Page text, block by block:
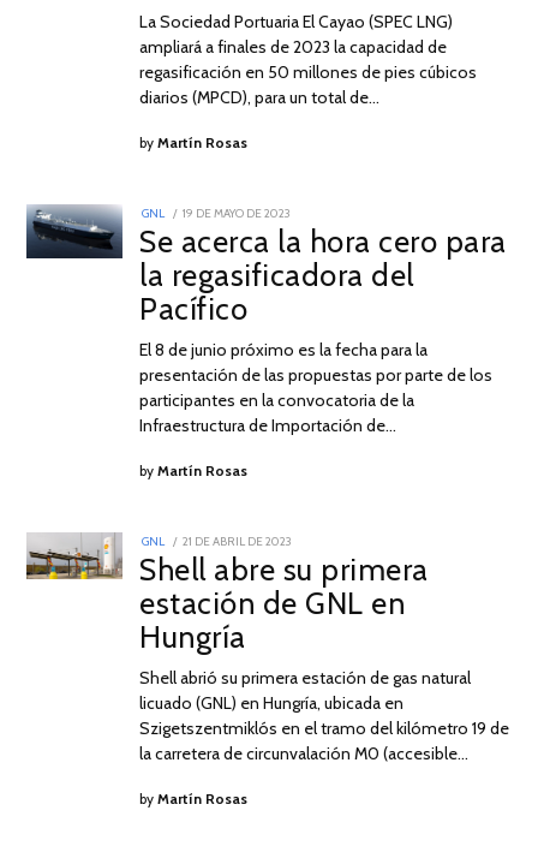
La Sociedad Portuaria El Cayao (SPEC LNG)
ampliará a finales de 2023 la capacidad de
regasificación en 50 millones de pies cúbicos
diarios (MPCD), para un total de…
byMartín Rosas
GNL
POSTED
19 DE MAYO DE 2023
MAYO
DE
2023
Se acerca la hora cero para
la regasificadora del
Pacífico
El 8 de junio próximo es la fecha para la
presentación de las propuestas por parte de los
participantes en la convocatoria de la
Infraestructura de Importación de…
byMartín Rosas
GNL
POSTED
ON
21 DE ABRIL DE 2023
ABRIL
DE
2023
Shell abre su primera
estación de GNL en
Hungría
Shell abrió su primera estación de gas natural
licuado (GNL) en Hungría, ubicada en
Szigetszentmiklós en el tramo del kilómetro 19 de
la carretera de circunvalación M0 (accesible…
byMartín Rosas